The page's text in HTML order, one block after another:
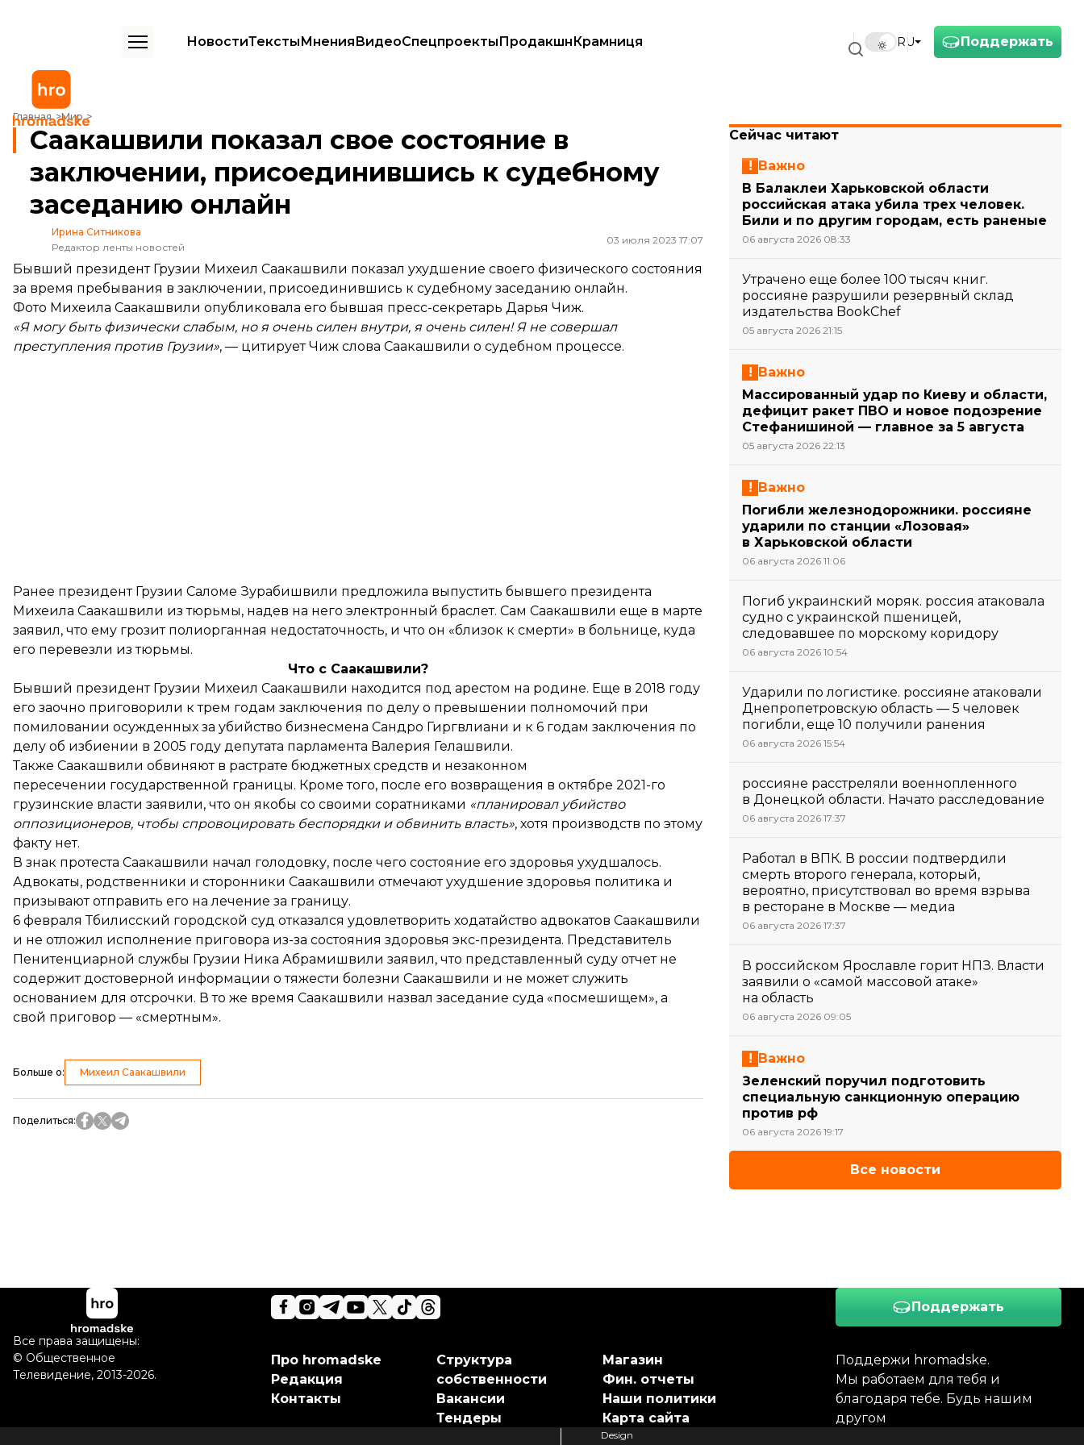
Поддержать
RU
НовостиТекстыМненияВидеоСпецпроектыПродакшнКрамниця
Главная Мир
Саакашвили показал свое состояние в заключении, присоединившись к судебному заседанию онлайн
Саакашвили показал свое состояние в
заключении, присоединившись к судебному
заседанию онлайн
Ирина Ситникова
Редактор ленты новостей
03 июля 2023 17:07
Бывший президент Грузии Михеил Саакашвили показал ухудшение своего физического состояния
за время пребывания в заключении, присоединившись к судебному заседанию онлайн.
Фото Михеила Саакашвили опубликовала его бывшая пресс-секретарь Дарья Чиж.
«Я могу быть физически слабым, но я очень силен внутри, я очень силен! Я не совершал
преступления против Грузии», — цитирует Чиж слова Саакашвили о судебном процессе.
Ранее президент Грузии Саломе Зурабишвили предложила выпустить бывшего президента
Михеила Саакашвили из тюрьмы, надев на него электронный браслет. Сам Саакашвили еще в марте
заявил, что ему грозит полиорганная недостаточность, и что он «близок к смерти» в больнице, куда
его перевезли из тюрьмы.
Что с Саакашвили?
Бывший президент Грузии Михеил Саакашвили находится под арестом на родине. Еще в 2018 году
его заочно приговорили к трем годам заключения по делу о превышении полномочий при
помиловании осужденных за убийство бизнесмена Сандро Гиргвлиани и к 6 годам заключения по
делу об избиении в 2005 году депутата парламента Валерия Гелашвили.
Также Саакашвили обвиняют в растрате бюджетных средств и незаконном
пересечении государственной границы. Кроме того, после его возвращения в октябре 2021-го
грузинские власти заявили, что он якобы со своими соратниками «планировал убийство
оппозиционеров, чтобы спровоцировать беспорядки и обвинить власть», хотя производств по этому
факту нет.
В знак протеста Саакашвили начал голодовку, после чего состояние его здоровья ухудшалось.
Адвокаты, родственники и сторонники Саакашвили отмечают ухудшение здоровья политика и
призывают отправить его на лечение за границу.
6 февраля Тбилисский городской суд отказался удовлетворить ходатайство адвокатов Саакашвили
и не отложил исполнение приговора из-за состояния здоровья экс-президента. Представитель
Пенитенциарной службы Грузии Ника Абрамишвили заявил, что представленный суду отчет не
содержит достоверной информации о тяжести болезни Саакашвили и не может служить
основанием для отсрочки. В то же время Саакашвили назвал заседание суда «посмешищем», а
свой приговор — «смертным».
Больше о: Михеил Саакашвили
Поделиться:
Сейчас читают
Важно
В Балаклеи Харьковской области
российская атака убила трех человек.
Били и по другим городам, есть раненые
06 августа 2026 08:33
Утрачено еще более 100 тысяч книг.
россияне разрушили резервный склад
издательства BookChef
05 августа 2026 21:15
Важно
Массированный удар по Киеву и области,
дефицит ракет ПВО и новое подозрение
Стефанишиной — главное за 5 августа
05 августа 2026 22:13
Важно
Погибли железнодорожники. россияне
ударили по станции «Лозовая»
в Харьковской области
06 августа 2026 11:06
Погиб украинский моряк. россия атаковала
судно с украинской пшеницей,
следовавшее по морскому коридору
06 августа 2026 10:54
Ударили по логистике. россияне атаковали
Днепропетровскую область — 5 человек
погибли, еще 10 получили ранения
06 августа 2026 15:54
россияне расстреляли военнопленного
в Донецкой области. Начато расследование
06 августа 2026 17:37
Работал в ВПК. В россии подтвердили
смерть второго генерала, который,
вероятно, присутствовал во время взрыва
в ресторане в Москве — медиа
06 августа 2026 17:37
В российском Ярославле горит НПЗ. Власти
заявили о «самой массовой атаке»
на область
06 августа 2026 09:05
Важно
Зеленский поручил подготовить
специальную санкционную операцию
против рф
06 августа 2026 19:17
Все новости
Поддержать
Поддержи hromadske.
Мы работаем для тебя и
благодаря тебе. Будь нашим
другом
Про hromadske
Редакция
Контакты
Структура
собственности
Вакансии
Тендеры
Магазин
Фин. отчеты
Наши политики
Карта сайта
Все права защищены:
© Общественное
Телевидение, 2013-2026.
Design